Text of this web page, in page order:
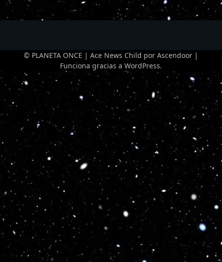
© PLANETA ONCE | Ace News Child por Ascendoor |
Funciona gracias a WordPress.
Optimized by Seraphinite Accelerator
Turns on site high speed to be attractive for people and search engines.